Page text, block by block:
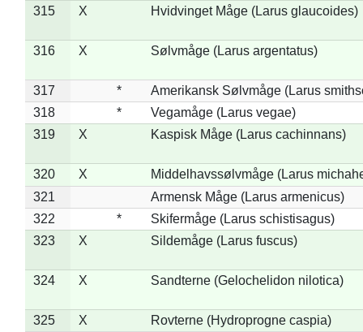
315 X Hvidvinget Måge (Larus glaucoides)
316 X Sølvmåge (Larus argentatus)
317 *
Amerikansk Sølvmåge (Larus
318
*
Vegamåge (Larus vegae)
319
X Kaspisk Måge (Larus cachinnans)
320 X
Middelhavssølvmåge (Larus
321
Armensk Måge (Larus armenicus)
322
*
Skifermåge (Larus schistisagus)
323
X Sildemåge (Larus fuscus)
324 X Sandterne (Gelochelidon nilotica)
325 X
Rovterne (Hydroprogne caspia)